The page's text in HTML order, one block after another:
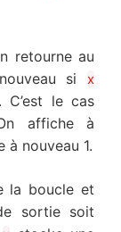
retourne au
si x
le cas
affiche à
à nouveau 1.
la boucle et
sortie soit